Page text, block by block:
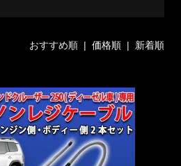
おすすめ順 | 価格順| 新着順